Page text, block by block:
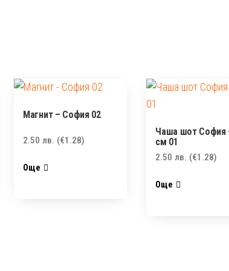
Магнит – София 02
2.50лв. (€1.28)
Още
Чаша шот София
см 01
2.50лв. (€1.28)
Още